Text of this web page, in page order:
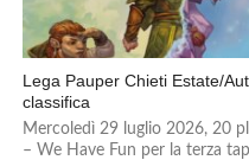
Lega Pauper Chieti Estate/
classifica
Mercoledì 29 luglio 2026, 20
– We Have Fun per la terza